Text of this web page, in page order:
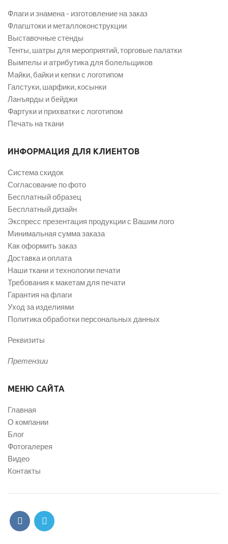
Флаги и знамена - изготовление на заказ
Флагштоки и металлоконструкции
Выставочные стенды
Тенты, шатры для мероприятий, торговые палатки
Вымпелы и атрибутика для болельщиков
Майки, байки и кепки с логотипом
Галстуки, шарфики, косынки
Ланъярды и бейджи
Фартуки и прихватки с логотипом
Печать на ткани
ИНФОРМАЦИЯ ДЛЯ КЛИЕНТОВ
Система скидок
Согласование по фото
Бесплатный образец
Бесплатный дизайн
Экспресс презентация продукции с Вашим лого
Минимальная сумма заказа
Как оформить заказ
Доставка и оплата
Наши ткани и технологии печати
Требования к макетам для печати
Гарантия на флаги
Уход за изделиями
Политика обработки персональных данных
Реквизиты
Претензии
МЕНЮ САЙТА
Главная
О компании
Блог
Фотогалерея
Видео
Контакты